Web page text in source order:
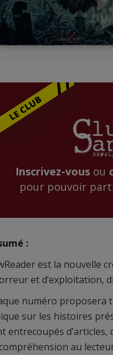
Inscrivez-vousou
pour pouvoir
:
est la nouvelle
et d’exploitation,
numéro proposera
sur les histoires
entrecoupés d’articles,
au